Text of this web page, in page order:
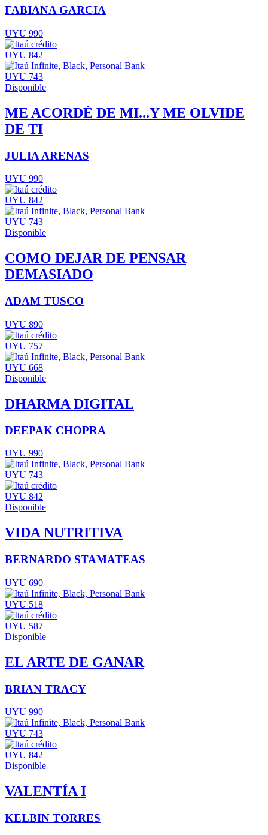
FABIANA GARCIA
UYU 990
UYU 842
UYU 743
Disponible
ME ACORDÉ DE MI...Y ME OLVIDE
DE TI
JULIA ARENAS
UYU 990
UYU 842
UYU 743
Disponible
COMO DEJAR DE PENSAR
DEMASIADO
ADAM TUSCO
UYU 890
UYU 757
UYU 668
Disponible
DHARMA DIGITAL
DEEPAK CHOPRA
UYU 990
UYU 743
UYU 842
Disponible
VIDA NUTRITIVA
BERNARDO STAMATEAS
UYU 690
UYU 518
UYU 587
Disponible
EL ARTE DE GANAR
BRIAN TRACY
UYU 990
UYU 743
UYU 842
Disponible
VALENTÍA I
KELBIN TORRES